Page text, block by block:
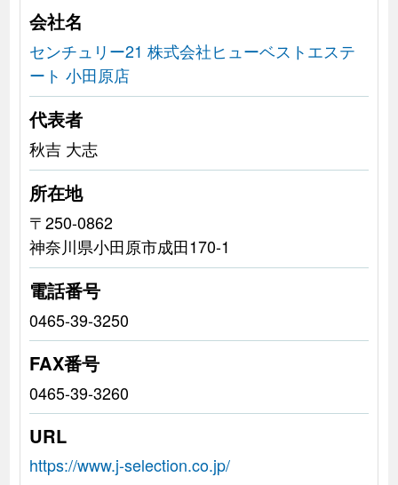
会社名
センチュリー21 株式会社ヒューベストエステ
ート 小田原店
代表者
秋吉 大志
所在地
〒250-0862
神奈川県小田原市成田170-1
電話番号
0465-39-3250
FAX番号
0465-39-3260
URL
https://www.j-selection.co.jp/